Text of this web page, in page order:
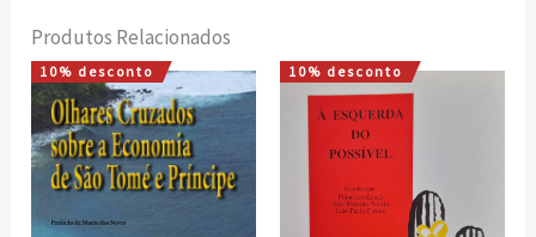
Produtos Relacionados
10% desconto
O
preço
original
era:
7,00 €.
O
preço
atual
é:
6,30 €.
10% desconto
O
original
era:
O
preço